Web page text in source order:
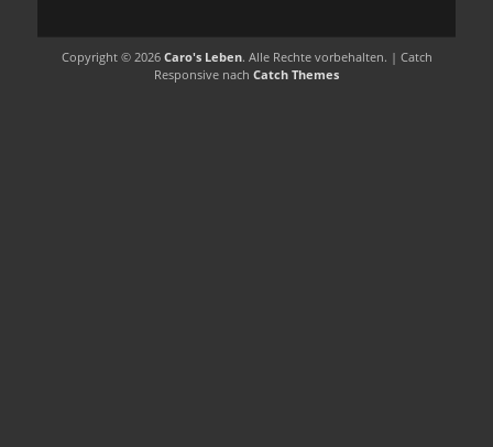
Copyright © 2026 Caro's Leben. Alle Rechte vorbehalten. | Catch
Responsive nach Catch Themes